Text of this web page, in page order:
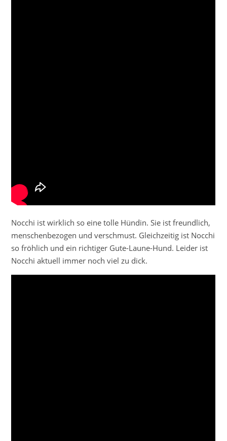
Nocchi ist wirklich so eine tolle Hündin. Sie ist freundlich,
menschenbezogen und verschmust. Gleichzeitig ist Nocchi
so fröhlich und ein richtiger Gute-Laune-Hund. Leider ist
Nocchi aktuell immer noch viel zu dick.